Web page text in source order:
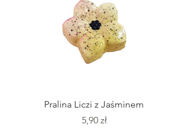
Pralina Liczi z Jaśminem
Cena
5,90 zł